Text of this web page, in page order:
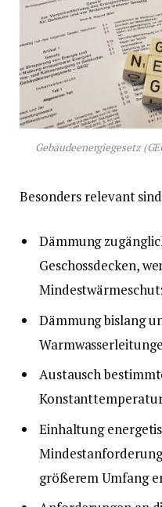
Gebäudeenergiegesetz
Besonders relevant
Dämmung
Geschossdecken,
Dämmung bislang
Austausch
Einhaltung
größerem Umfang